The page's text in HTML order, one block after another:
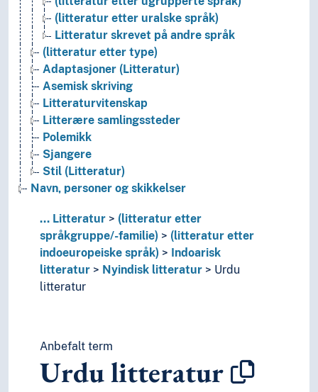
(litteratur etter uralske språk)
Litteratur skrevet på andre språk
(litteratur etter type)
Adaptasjoner (Litteratur)
Asemisk skriving
Litteraturvitenskap
Litterære samlingssteder
Polemikk
Sjangere
Stil (Litteratur)
Navn, personer og skikkelser
Pedagogikk
Psykologi
Realfag
Religionsvitenskap
Rettsvitenskap
Tid i enheter, stadier og perioder
... Litteratur
(litteratur etter
språkgruppe/-familie)
(litteratur etter
indoeuropeiske språk)
Indoarisk
litteratur
Nyindisk litteratur
Urdu
litteratur
Anbefalt term
Urdu litteratur